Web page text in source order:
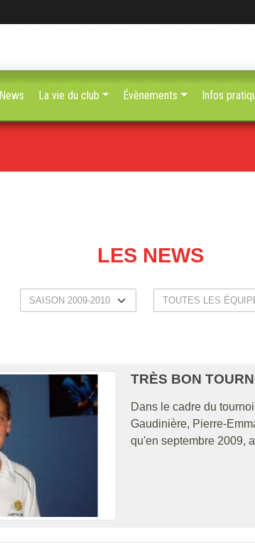
LES NEWS
TRÈS BON
Dans le cadre du
Gaudinière, Pierre-
qu'en septembre 2009,
La vie du club Évènements Infos